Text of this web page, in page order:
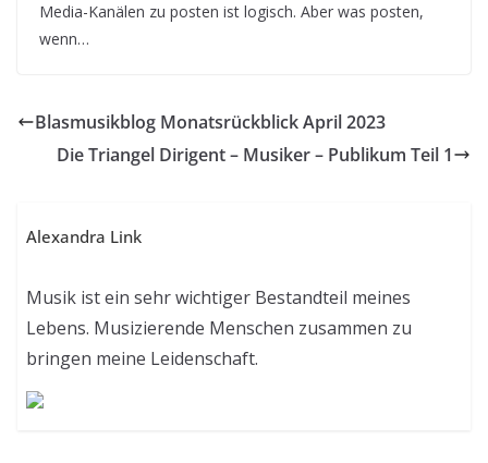
Media-Kanälen zu posten ist logisch. Aber was posten,
wenn…
Blasmusikblog Monatsrückblick April 2023
Die Triangel Dirigent – Musiker – Publikum Teil 1
Alexandra Link
Musik ist ein sehr wichtiger Bestandteil meines
Lebens. Musizierende Menschen zusammen zu
bringen meine Leidenschaft.